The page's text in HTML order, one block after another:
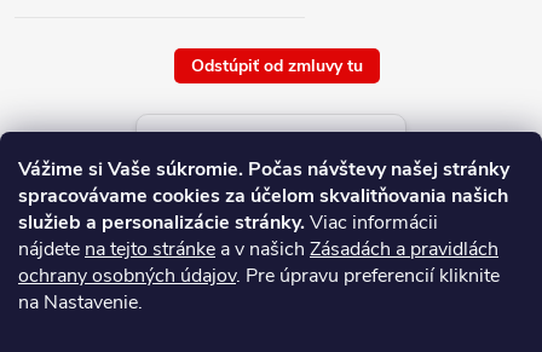
Vážime si Vaše súkromie. Počas návštevy našej stránky
spracovávame cookies za účelom skvalitňovania našich
služieb a personalizácie stránky.Viac informácii
nájdete na tejto stránke a v našich Zásadách a pravidlách
ochrany osobných údajov. Pre úpravu preferencií kliknite
na Nastavenie.
Odstúpiť od zmluvy tu
Aktuálne ceny tovaru
platné od : 6/8/2026